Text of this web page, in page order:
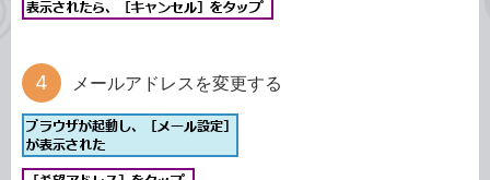
メールアドレスを変更する